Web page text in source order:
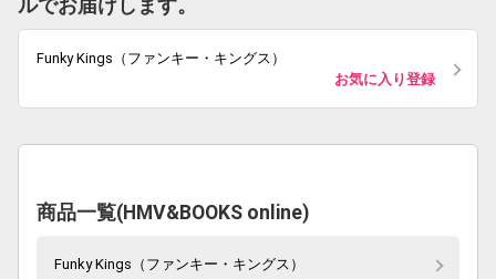
ルでお届けします。
Funky Kings（ファンキー・キングス）
お気に入り登録
商品一覧(HMV&BOOKS online)
Funky Kings（ファンキー・キングス）